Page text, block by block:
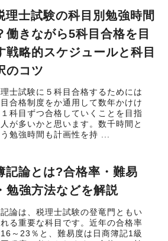
理士試験の科目別勉強時間
働きながら5科目合格を目
戦略的スケジュールと科目
のコツ
士試験に５科目合格するためには
合格制度をか通用して数年かけけ
科目ずつ合格していくことを目指
が多いかと思います。数千時間と
勉強時間も計画性を持 ...
記論とは?合格率・難易
勉強方法などを解説
論は、税理士試験の登竜門ともい
る重要な科目です。近年の合格率
～23％と、難易度は日商簿記1級